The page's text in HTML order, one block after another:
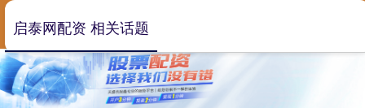
启泰网配资 相关话题